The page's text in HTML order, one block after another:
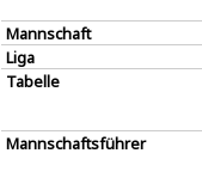
Mannschaft
Liga
Tabelle
Mannschaftsführer